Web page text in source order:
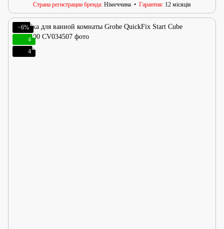
Страна регистрации бренда Німеччина Гарантия 12 місяців
−6%
4
4